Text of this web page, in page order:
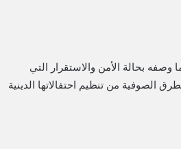
وصفه بحالة الأمن والاستقرار التي
الصوفية من تنظيم احتفالاتها الدينية